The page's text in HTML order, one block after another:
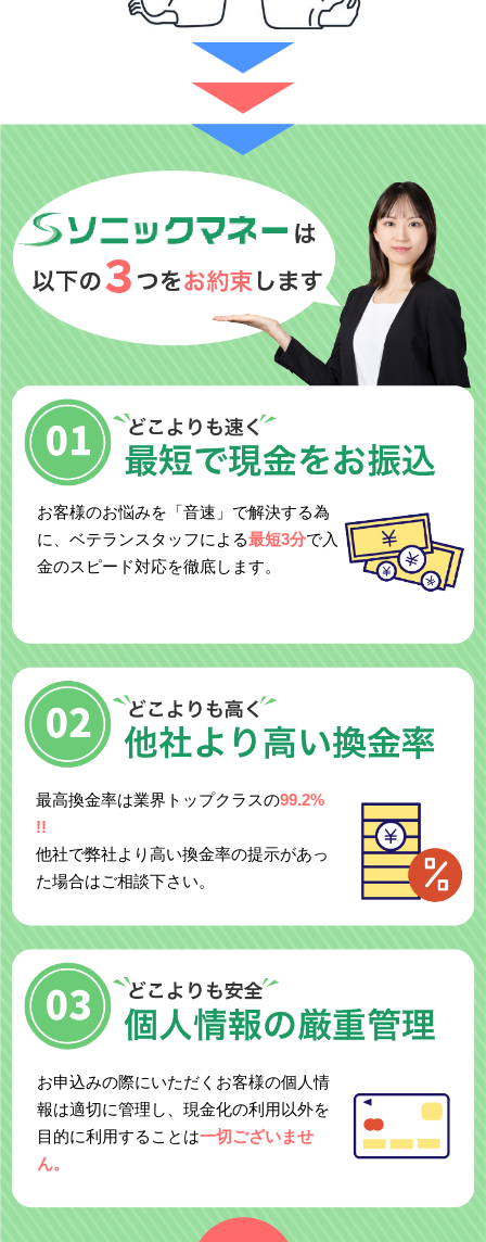
お客様のお悩みを「音速」で解決する為
に、ベテランスタッフによる最短3分で入
金のスピード対応を徹底します。
最高換金率は業界トップクラスの99.2%
!!
他社で弊社より高い換金率の提示があっ
た場合はご相談下さい。
お申込みの際にいただくお客様の個人情
報は適切に管理し、現金化の利用以外を
目的に利用することは一切ございませ
ん。